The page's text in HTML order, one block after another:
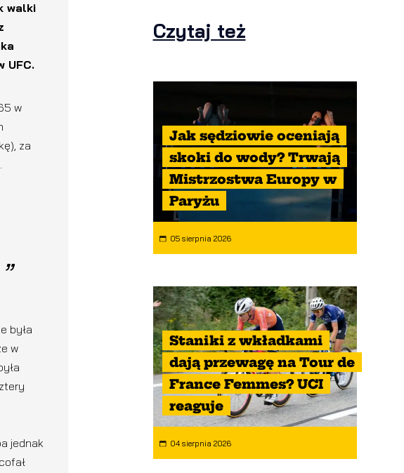
walki
UFC.
w
za
była
w
jednak
Czytaj też
Jak sędziowie oceniają
skoki do wody? Trwają
Mistrzostwa Europy w
Paryżu
05 sierpnia 2026
Staniki z wkładkami
dają przewagę na Tour de
France Femmes? UCI
reaguje
04 sierpnia 2026